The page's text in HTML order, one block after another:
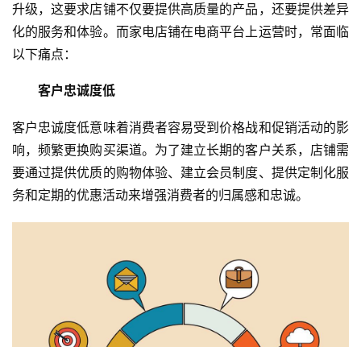
升级，这要求店铺不仅要提供高质量的产品，还要提供差异
化的服务和体验。而家电店铺在电商平台上运营时，常面临
以下痛点：
客户忠诚度低
客户忠诚度低意味着消费者容易受到价格战和促销活动的影
响，频繁更换购买渠道。为了建立长期的客户关系，店铺需
要通过提供优质的购物体验、建立会员制度、提供定制化服
务和定期的优惠活动来增强消费者的归属感和忠诚。